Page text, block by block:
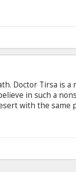
и
нибудь
цирковая
Doctor Tirsa is a
in such a
with the same
wasn't so bad,